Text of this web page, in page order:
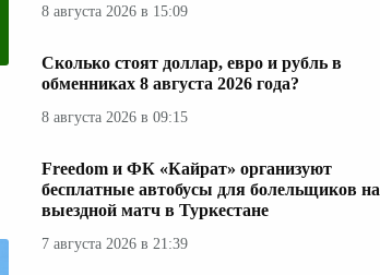
8 августа 2026 в 15:09
Сколько стоят доллар, евро и рубль в
обменниках 8 августа 2026 года?
8 августа 2026 в 09:15
Freedom и ФК «Кайрат» организуют
бесплатные автобусы для болельщиков на
выездной матч в Туркестане
7 августа 2026 в 21:39